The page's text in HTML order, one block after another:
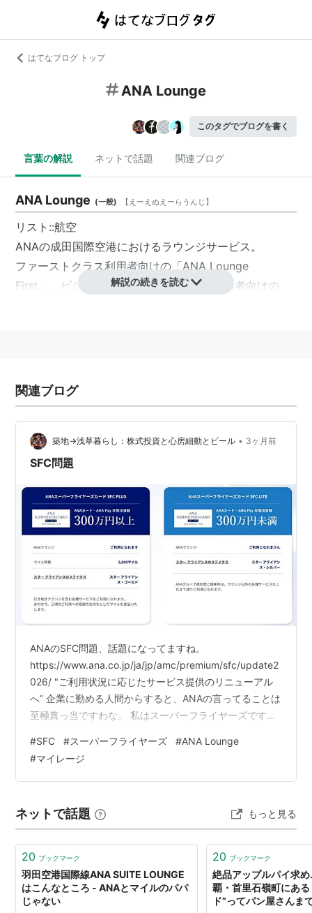
はてなブログ トップ
ANA Lounge
このタグでブログを書く
言葉の解説 ネットで話題 関連ブログ
ANA Lounge (一般) 【 えーえぬえーらうんじ 】
リスト::航空
ANAの成田国際空港におけるラウンジサービス。
ファーストクラス利用者向けの「ANA Lounge
First 」、ビジネスクラス（Club ANA）利用者向けの
First」として運営されている。
成田空港以外でのラウンジ
以下の項目を参照。
CLUB ANA LOUNGE
解説の続きを読む
関連ブログ
築地→浅草暮らし：株式投資と心房細動とビール • 3ヶ月前
SFC問題
ANAのSFC問題、話題になってますね。
https://www.ana.co.jp/ja/jp/amc/premium/sfc/update2
026/ "ご利用状況に応じたサービス提供のリニューアル
へ” 企業に勤める人間からすると、ANAの言ってることは
至極真っ当ですわな。 私はスーパーフライヤーズです
2022年までは月2回程度の飛行機出張（原則ANAで伊丹/
羽田↔新千歳/秋田/ 福岡がメイン）、2年に1回程度の海
外出張（ANA）、年1回程度の海外旅行（スターアライア
全振り（年間300万…
#SFC #スーパーフライヤーズ #ANA Lounge
#マイレージ
ネットで話題 もっと見る
20 ブックマーク
羽田空港国際線ANA SUITE LOUNGE
はこんなところ - ANAとマイルのパパ
じゃない
20 ブックマーク
絶品アップルパイ求
覇・首里石嶺町にあ
ド”ってパン屋さんま